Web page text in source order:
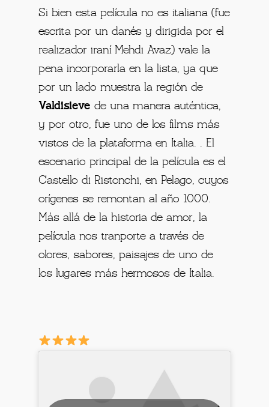
Si bien esta película no es italiana (fue
escrita por un danés y dirigida por el
realizador iraní Mehdi Avaz) vale la
pena incorporarla en la lista, ya que
por un lado muestra la región de
Valdisieve de una manera auténtica,
y por otro, fue uno de los films más
vistos de la plataforma en Italia. . El
escenario principal de la película es el
Castello di Ristonchi, en Pelago, cuyos
orígenes se remontan al año 1000.
Más allá de la historia de amor, la
película nos tranporte a través de
olores, sabores, paisajes de uno de
los lugares más hermosos de Italia.